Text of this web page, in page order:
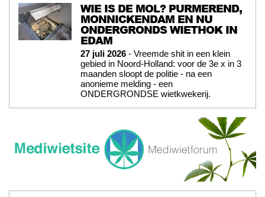
WIE IS DE MOL? PURMEREND,
MONNICKENDAM EN NU
ONDERGRONDS WIETHOK IN
EDAM
27 juli 2026 - Vreemde shit in een klein
gebied in Noord-Holland: voor de 3e x in 3
maanden sloopt de politie - na een
anonieme melding - een
ONDERGRONDSE wietkwekerij.